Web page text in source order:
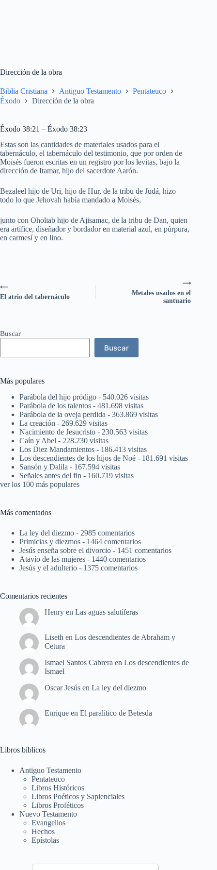
Dirección de la obra
Biblia Cristiana Antiguo Testamento
Pentateuco
Éxodo
Dirección de la obra
Éxodo 38:21 – Éxodo 38:23
Estas son las cantidades de materiales usados para el
tabernáculo, el tabernáculo del testimonio, que por orden de
Moisés fueron escritas en un registro por los levitas, bajo la
dirección de Itamar, hijo del sacerdote Aarón.
Bezaleel hijo de Uri, hijo de Hur, de la tribu de Judá, hizo
todo lo que Jehovah había mandado a Moisés,
junto con Oholiab hijo de Ajisamac, de la tribu de Dan, quien
era artífice, diseñador y bordador en material azul, en púrpura,
en carmesí y en lino.
⟶
Metales usados en el
santuario
⟵
El atrio del tabernáculo
Buscar
Buscar
Más populares
Parábola del hijo pródigo - 540.026 visitas
Parábola de los talentos - 481.698 visitas
Parábola de la oveja perdida - 363.869 visitas
La creación - 269.629 visitas
Nacimiento de Jesucristo - 230.563 visitas
Caín y Abel - 228.230 visitas
Los Diez Mandamientos - 186.413 visitas
Los descendientes de los hijos de Noé - 181.691 visitas
Sansón y Dalila - 167.594 visitas
Señales antes del fin - 160.719 visitas
ver los 100 más populares
Más comentados
La ley del diezmo - 2985 comentarios
Primicias y diezmos - 1464 comentarios
Jesús enseña sobre el divorcio - 1451 comentarios
Atavío de las mujeres - 1440 comentarios
Jesús y el adulterio - 1375 comentarios
Comentarios recientes
Henry en Las aguas salutíferas
Liseth en Los descendientes de Abraham y
Cetura
Ismael Santos Cabrera en Los descendientes de
Ismael
Oscar Jesús en La ley del diezmo
Enrique en El paralítico de Betesda
Libros bíblicos
Antiguo Testamento
Pentateuco
Libros Históricos
Libros Poéticos y Sapienciales
Libros Proféticos
Nuevo Testamento
Evangelios
Hechos
Epístolas